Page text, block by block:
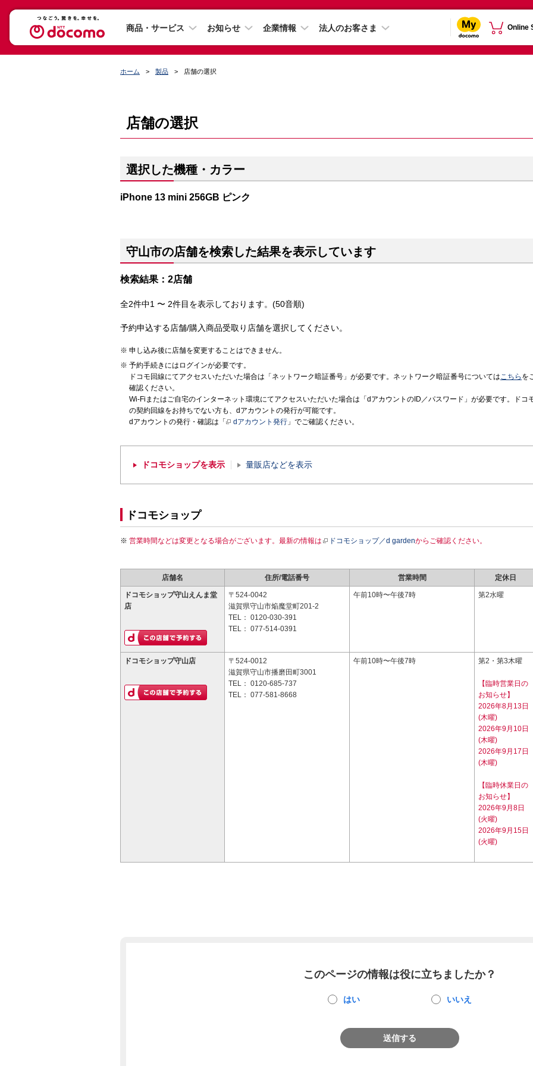
商品・サービス お知らせ 企業情報 法人のお客さま Online
ホーム 製品 店舗の選択
店舗の選択
選択した機種・カラー
iPhone 13 mini 256GB ピンク
守山市の店舗を検索した結果を表示しています
検索結果：2店舗
全2件中1 〜 2件目を表示しております。(50音順)
予約申込する店舗/購入商品受取り店舗を選択してください。
申し込み後に店舗を変更することはできません。
予約手続きにはログインが必要です。
ドコモ回線にてアクセスいただいた場合は「ネットワーク暗証番号」が必要です。ネットワーク暗証番号についてはこちら を
確認ください。
Wi-Fiまたはご自宅のインターネット環境にてアクセスいただいた場合は「dアカウントのID／パスワード」が必要です。ドコ
の契約回線をお持ちでない方も、dアカウントの発行が可能です。
dアカウントの発行・確認は「
dアカウント発行 」でご確認ください。
ドコモショップを表示 量販店などを表示
ドコモショップ
営業時間などは変更となる場合がございます。最新の情報は ドコモショップ／d gardenからご確認ください。
店舗名 住所/電話番号 営業時間 定休日
ドコモショップ守山えんま堂
店
〒524-0042
滋賀県守山市焔魔堂町201-2
TEL： 0120-030-391
TEL： 077-514-0391
午前10時〜午後7時 第2水曜
ドコモショップ守山店
〒524-0012
滋賀県守山市播磨田町3001
TEL： 0120-685-737
TEL： 077-581-8668
午前10時〜午後7時 第2・第3木曜
【臨時営業日の
お知らせ】
2026年8月13日
(木曜)
2026年9月10日
(木曜)
2026年9月17日
(木曜)
【臨時休業日の
お知らせ】
2026年9月8日
(火曜)
2026年9月15日
(火曜)
このページの情報は役に立ちましたか？
はい いいえ
送信する